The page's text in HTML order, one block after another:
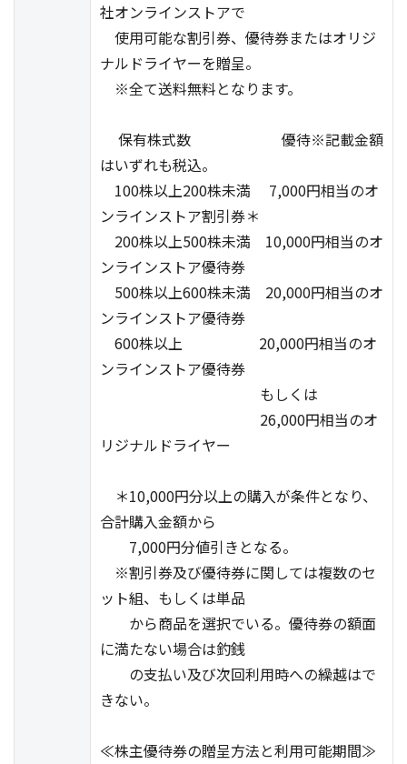
社オンラインストアで
使用可能な割引券、優待券またはオリジ
ナルドライヤーを贈呈。
※全て送料無料となります。
保有株式数 優待※記載金額
はいずれも税込。
100株以上200株未満 7,000円相当のオ
ンラインストア割引券＊
200株以上500株未満 10,000円相当のオ
ンラインストア優待券
500株以上600株未満 20,000円相当のオ
ンラインストア優待券
600株以上 20,000円相当のオ
ンラインストア優待券
もしくは
26,000円相当のオ
リジナルドライヤー
＊10,000円分以上の購入が条件となり、
合計購入金額から
7,000円分値引きとなる。
※割引券及び優待券に関しては複数のセ
ット組、もしくは単品
から商品を選択でいる。優待券の額面
に満たない場合は釣銭
の支払い及び次回利用時への繰越はで
きない。
≪株主優待券の贈呈方法と利用可能期間≫